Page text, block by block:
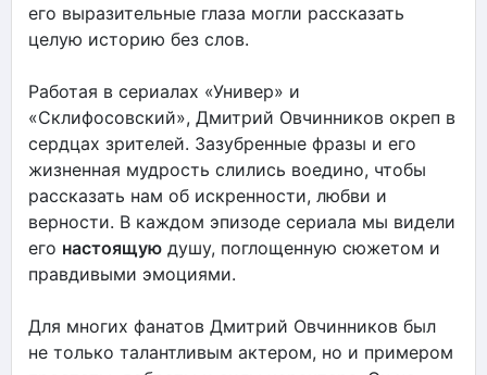
его выразительные глаза могли рассказать
целую историю без слов.
Работая в сериалах «Универ» и
«Склифосовский», Дмитрий Овчинников окреп в
сердцах зрителей. Зазубренные фразы и его
жизненная мудрость слились воедино, чтобы
рассказать нам об искренности, любви и
верности. В каждом эпизоде сериала мы видели
его настоящую душу, поглощенную сюжетом и
правдивыми эмоциями.
Для многих фанатов Дмитрий Овчинников был
не только талантливым актером, но и примером